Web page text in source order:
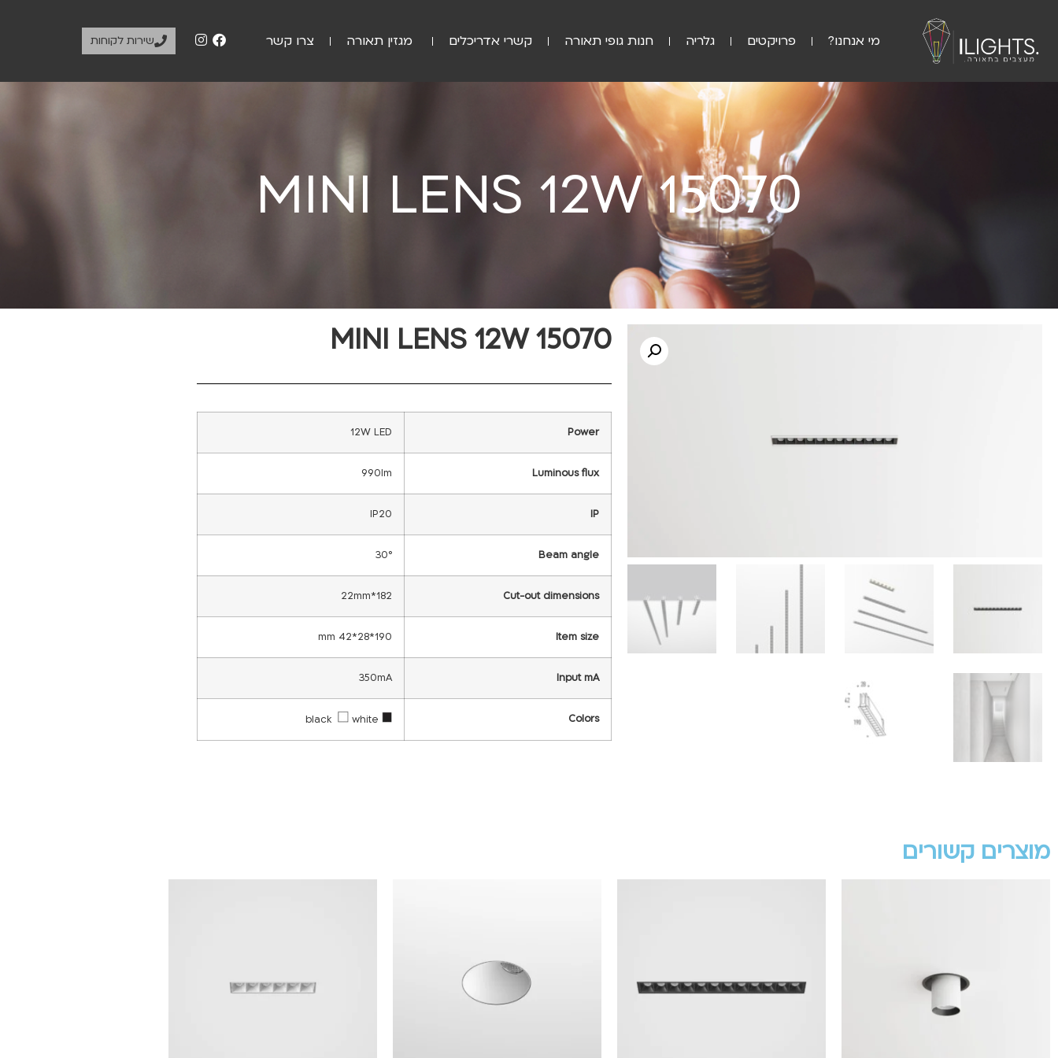
מי אנחנו? פרויקטים גלריה חנות גופי תאורה קשרי אדריכלים מגזין תאורה צרו קשר שירות לקוחות
15070 MINI LENS 12W
15070 MINI LENS 12W
Power
12W LED
Luminous flux
990lm
IP
IP20
Beam angle
30°
Cut-out dimensions
182*22mm
Item size
190*28*42 mm
Input mA
350mA
Colors
white
מוצרים קשורים